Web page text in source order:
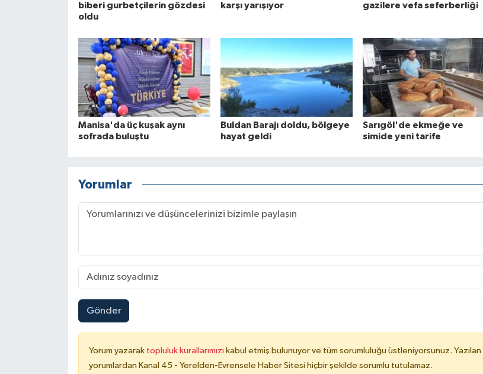
biberi gurbetçilerin gözdesi
oldu
karşı yarışıyor
gazilere vefa seferberliği
Manisa'da üç kuşak aynı
sofrada buluştu
Buldan Barajı doldu, bölgeye
hayat geldi
Sarıgöl'de ekmeğe ve
simide yeni tarife
Yorumlar
Gönder
Yorum yazarak topluluk kurallarımızı kabul etmiş bulunuyor ve tüm sorumluluğu üstleniyorsunuz. Yazılan
yorumlardan Kanal 45 - Yerelden-Evrensele Haber Sitesi hiçbir şekilde sorumlu tutulamaz.